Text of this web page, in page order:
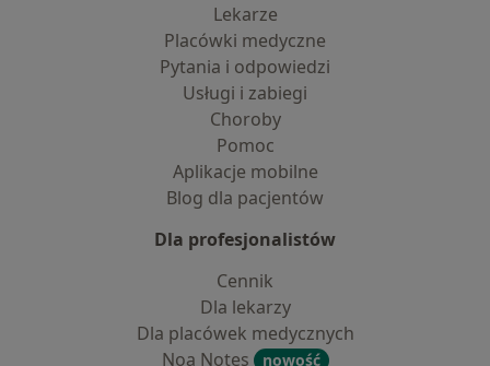
Lekarze
Placówki medyczne
Pytania i odpowiedzi
Usługi i zabiegi
Choroby
Pomoc
Aplikacje mobilne
Blog dla pacjentów
Dla profesjonalistów
Cennik
Dla lekarzy
Dla placówek medycznych
Noa Notes
nowość